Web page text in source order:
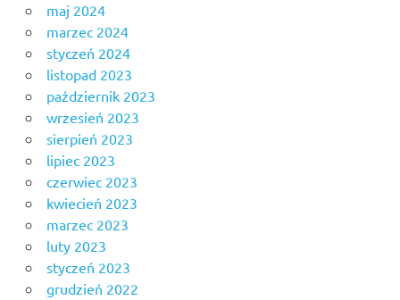
maj 2024
marzec 2024
styczeń 2024
listopad 2023
październik 2023
wrzesień 2023
sierpień 2023
lipiec 2023
czerwiec 2023
kwiecień 2023
marzec 2023
luty 2023
styczeń 2023
grudzień 2022